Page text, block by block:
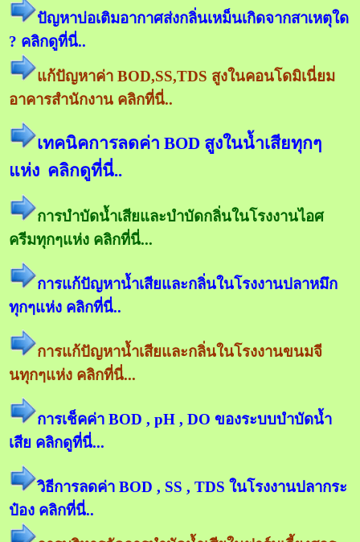
ปัญหาบ่อเติมอากาศส่งกลิ่นเหม็นเกิดจากสาเหตุใด
? คลิกดูที่นี่..
แก้ปัญหาค่า BOD,SS,TDS สูงในคอนโดมิเนี่ยม
อาคารสำนักงาน คลิกที่นี่..
เทคนิคการลดค่า BOD สูงในน้ำเสียทุกๆ
แห่ง คลิกดูที่นี่..
การบำบัดน้ำเสียและบำบัดกลิ่นในโรงงานไอศ
ครีมทุกๆแห่ง คลิกที่นี่...
การแก้ปัญหาน้ำเสียและกลิ่นในโรงงานปลาหมึก
ทุกๆแห่ง คลิกที่นี่..
การแก้ปัญหาน้ำเสียและกลิ่นในโรงงานขนมจี
นทุกๆแห่ง คลิกที่นี่...
การเช็คค่า BOD , pH , DO ของระบบบำบัดน้ำ
เสีย คลิกดูที่นี่...
วิธีการลดค่า BOD , SS , TDS ในโรงงานปลากระ
ป๋อง คลิกที่นี่..